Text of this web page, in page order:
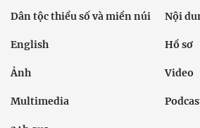
Dân tộc thiểu số và miền núi Nội
English Hồ sơ
Ảnh Video
Multimedia